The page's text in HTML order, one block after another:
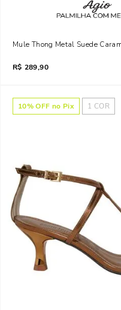
Mule Thong Metal Suede
R$ 289,90
10% OFF no Pix 1 COR